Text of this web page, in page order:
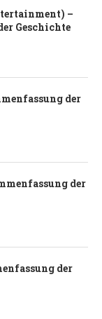
–
Geschichte
der
der
der